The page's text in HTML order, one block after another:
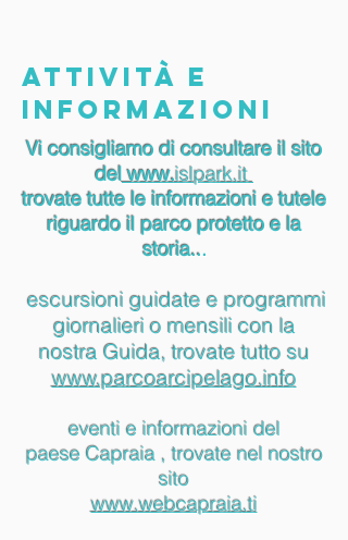
ATTIVITÀ e
informazioni
Vi consigliamo di consultare il sito
delwww.islpark.it
trovate tutte le informazioni e tutele
riguardo il parco protetto e la
storia...
escursioni guidate e programmi
giornalieri o mensili con la
nostra Guida, trovate tutto su
www.parcoarcipelago.info
eventi e informazioni del
paeseCapraia , trovate nel nostro
sito
www.webcapraia.ti